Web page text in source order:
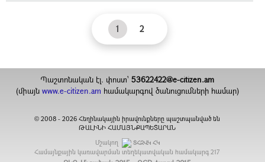
1 2
Պաշտոնական էլ. փոստ`53622422@e-citizen.am
(միայն www.e-citizen.am համակարգով ծանուցումների համար)
© 2008 -2026 Հեղինակային իրավունքները պաշտպանված են
ԹԱԼԻՆԻ ՀԱՄԱՅՆՔԱՊԵՏԱՐԱՆ
Մշակող
ՏՀԶՎԿ ՀԿ
Համայնքային կառավարման տեղեկատվական համակարգ 217